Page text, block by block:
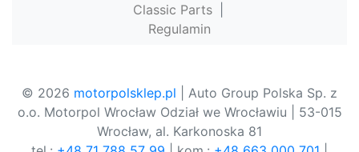
Classic Parts
Regulamin
© 2026 motorpolsklep.pl | Auto Group Polska Sp. z
o.o. Motorpol Wrocław Odział we Wrocławiu | 53-015
Wrocław, al. Karkonoska 81